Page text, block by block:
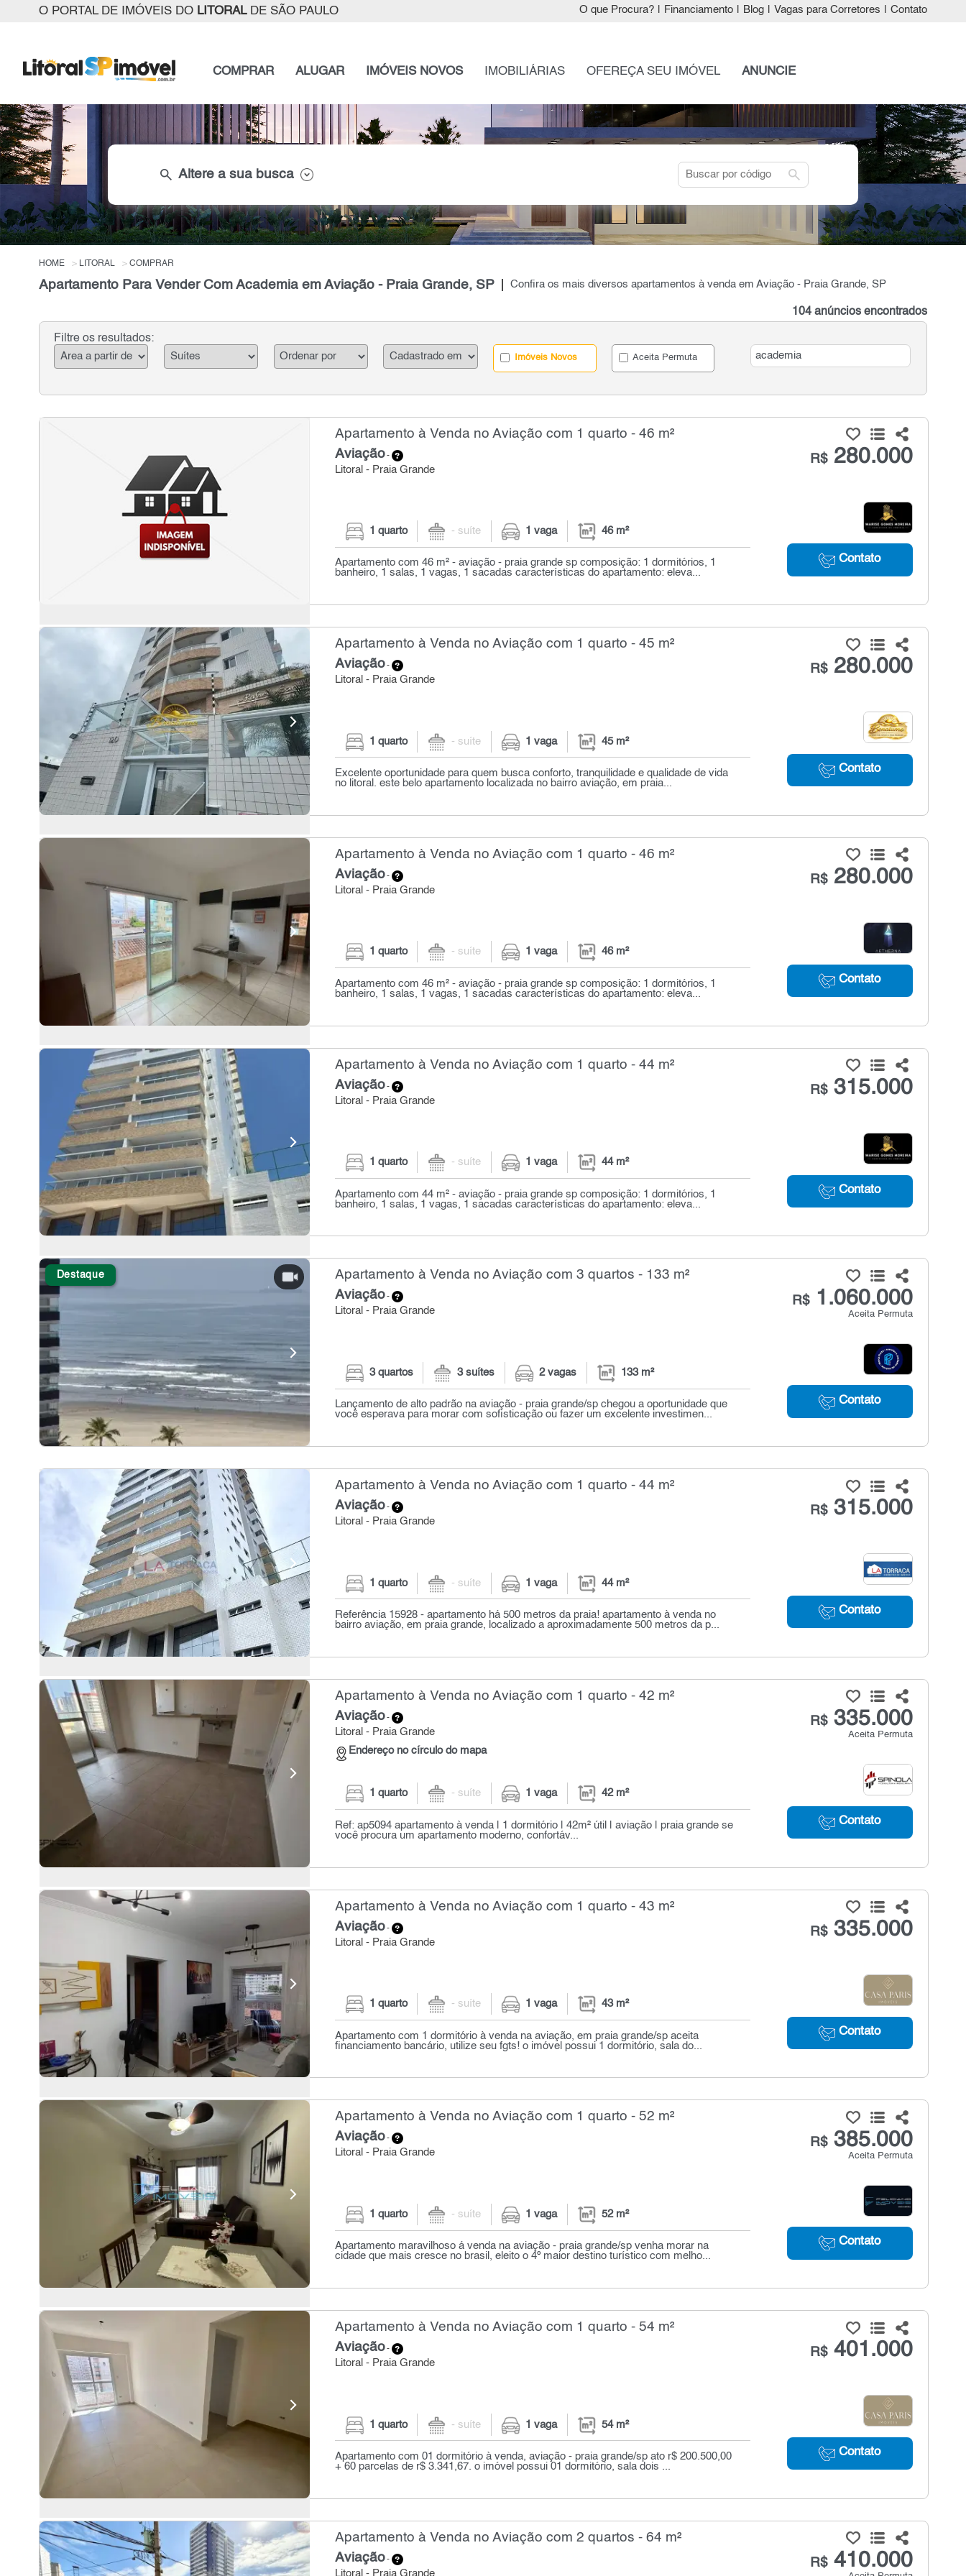
O PORTAL DE IMÓVEIS DO LITORALDE SÃO PAULO O que Procura? Financiamento Blog Vagas para Corretores Contato
COMPRAR ALUGAR IMÓVEIS NOVOS IMOBILIÁRIAS OFEREÇA SEU IMÓVEL ANUNCIE
search Altere a sua busca search
HOME LITORAL COMPRAR
Apartamento Para Vender Com Academia em Aviação - Praia Grande, SP Confira os mais diversos apartamentos à venda em Aviação - Praia Grande, SP
104 anúncios encontrados
Filtre os resultados:
Imóveis Novos Aceita Permuta
Apartamento à Venda no Aviação com 1 quarto - 46 m²
Aviação-
Litoral - Praia Grande
R$280.000
Contato
1 quarto - suíte 1 vaga 46 m²
Apartamento com 46 m² - aviação - praia grande sp composição: 1 dormitórios, 1
banheiro, 1 salas, 1 vagas, 1 sacadas características do apartamento: eleva...
Apartamento à Venda no Aviação com 1 quarto - 45 m²
Aviação-
Litoral - Praia Grande
R$280.000
Contato
1 quarto - suíte 1 vaga 45 m²
Excelente oportunidade para quem busca conforto, tranquilidade e qualidade de vida
no litoral. este belo apartamento localizada no bairro aviação, em praia...
Apartamento à Venda no Aviação com 1 quarto - 46 m²
Aviação-
Litoral - Praia Grande
R$280.000
Contato
1 quarto - suíte 1 vaga 46 m²
Apartamento com 46 m² - aviação - praia grande sp composição: 1 dormitórios, 1
banheiro, 1 salas, 1 vagas, 1 sacadas características do apartamento: eleva...
Apartamento à Venda no Aviação com 1 quarto - 44 m²
Aviação-
Litoral - Praia Grande
R$315.000
Contato
1 quarto - suíte 1 vaga 44 m²
Apartamento com 44 m² - aviação - praia grande sp composição: 1 dormitórios, 1
banheiro, 1 salas, 1 vagas, 1 sacadas características do apartamento: eleva...
Destaque Apartamento à Venda no Aviação com 3 quartos - 133 m²
Aviação-
Litoral - Praia Grande
R$1.060.000
Aceita Permuta
Contato
3 quartos 3 suítes 2 vagas 133 m²
Lançamento de alto padrão na aviação - praia grande/sp chegou a oportunidade que
você esperava para morar com sofisticação ou fazer um excelente investimen...
Apartamento à Venda no Aviação com 1 quarto - 44 m²
Aviação-
Litoral - Praia Grande
R$315.000
Contato
1 quarto - suíte 1 vaga 44 m²
Referência 15928 - apartamento há 500 metros da praia! apartamento à venda no
bairro aviação, em praia grande, localizado a aproximadamente 500 metros da p...
Apartamento à Venda no Aviação com 1 quarto - 42 m²
Aviação-
Litoral - Praia Grande
Endereço no círculo do mapa
R$335.000
Aceita Permuta
Contato
1 quarto - suíte 1 vaga 42 m²
Ref: ap5094 apartamento à venda | 1 dormitório | 42m² útil | aviação | praia grande se
você procura um apartamento moderno, confortáv...
Apartamento à Venda no Aviação com 1 quarto - 43 m²
Aviação-
Litoral - Praia Grande
R$335.000
Contato
1 quarto - suíte 1 vaga 43 m²
Apartamento com 1 dormitório à venda na aviação, em praia grande/sp aceita
financiamento bancário, utilize seu fgts! o imóvel possui 1 dormitório, sala do...
Apartamento à Venda no Aviação com 1 quarto - 52 m²
Aviação-
Litoral - Praia Grande
R$385.000
Aceita Permuta
Contato
1 quarto - suíte 1 vaga 52 m²
Apartamento maravilhoso á venda na aviação - praia grande/sp venha morar na
cidade que mais cresce no brasil, eleito o 4º maior destino turístico com melho...
Apartamento à Venda no Aviação com 1 quarto - 54 m²
Aviação-
Litoral - Praia Grande
R$401.000
Contato
1 quarto - suíte 1 vaga 54 m²
Apartamento com 01 dormitório à venda, aviação - praia grande/sp ato r$ 200.500,00
+ 60 parcelas de r$ 3.341,67. o imóvel possui 01 dormitório, sala dois ...
Apartamento à Venda no Aviação com 2 quartos - 64 m²
Aviação-
Litoral - Praia Grande
R$410.000